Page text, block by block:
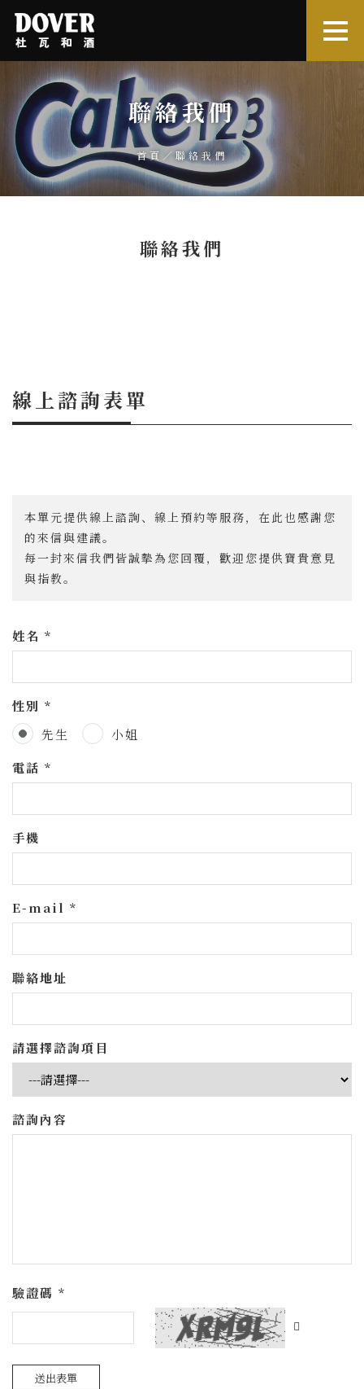
聯絡我們
首頁 ／聯絡我們
聯絡我們
線上諮詢表單
本單元提供線上諮詢、線上預約等服務，在此也感謝您
的來信與建議。
每一封來信我們皆誠摰為您回覆，歡迎您提供寶貴意見
與指教。
姓名 *
性別 *
先生
小姐
電話 *
手機
E-mail *
聯絡地址
請選擇諮詢項目
諮詢內容
驗證碼 *
送出表單